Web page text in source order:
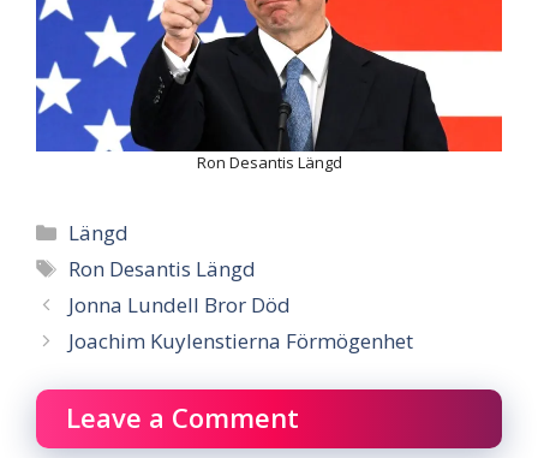
Ron Desantis Längd
Categories
Längd
Tags
Ron Desantis Längd
Jonna Lundell Bror Död
Joachim Kuylenstierna Förmögenhet
Leave a Comment